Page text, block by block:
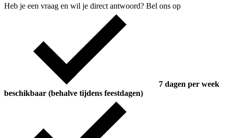
Heb je een vraag en wil je direct antwoord? Bel ons op
7 dagen per week
beschikbaar (behalve tijdens feestdagen)